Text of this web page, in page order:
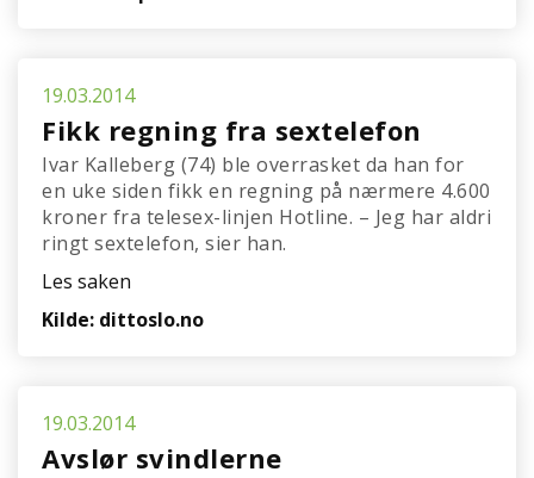
19.03.2014
Fikk regning fra sextelefon
Ivar Kalleberg (74) ble overrasket da han for
en uke siden fikk en regning på nærmere 4.600
kroner fra telesex-linjen Hotline. – Jeg har aldri
ringt sextelefon, sier han.
Les saken
Kilde: dittoslo.no
19.03.2014
Avslør svindlerne